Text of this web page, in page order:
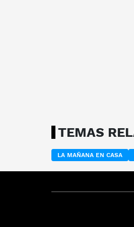
TEMAS
LA MAÑANA EN CASA